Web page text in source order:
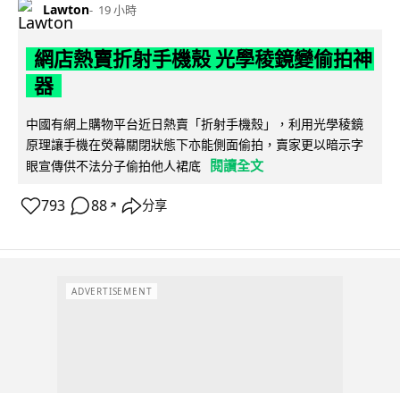
Lawton 19 小時
網店熱賣折射手機殼 光學稜鏡變偷拍神
器
中國有網上購物平台近日熱賣「折射手機殼」，利用光學稜鏡
原理讓手機在熒幕關閉狀態下亦能側面偷拍，賣家更以暗示字
眼宣傳供不法分子偷拍他人裙底 閱讀全文
793 88 ↗ 分享
ADVERTISEMENT